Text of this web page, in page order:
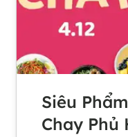
Siêu
Chay Phủ